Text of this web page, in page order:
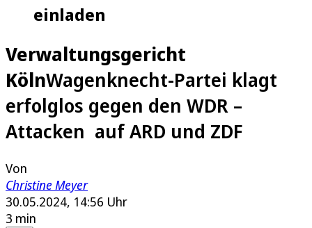
einladen
Verwaltungsgericht
KölnWagenknecht-Partei klagt
erfolglos gegen den WDR –
Attacken auf ARD und ZDF
Von
Christine Meyer
30.05.2024, 14:56 Uhr
3 min